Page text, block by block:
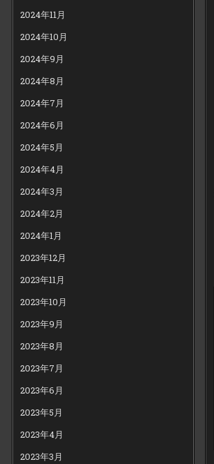
2024年11月
2024年10月
2024年9月
2024年8月
2024年7月
2024年6月
2024年5月
2024年4月
2024年3月
2024年2月
2024年1月
2023年12月
2023年11月
2023年10月
2023年9月
2023年8月
2023年7月
2023年6月
2023年5月
2023年4月
2023年3月